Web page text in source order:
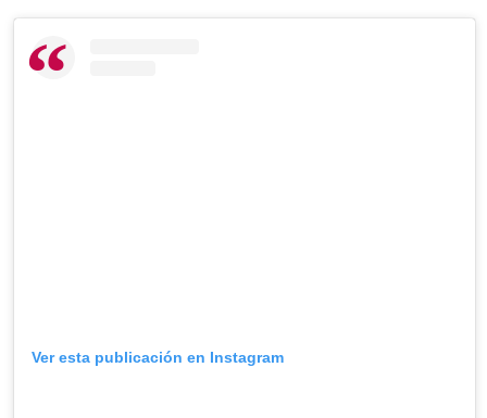
Ver esta publicación en Instagram